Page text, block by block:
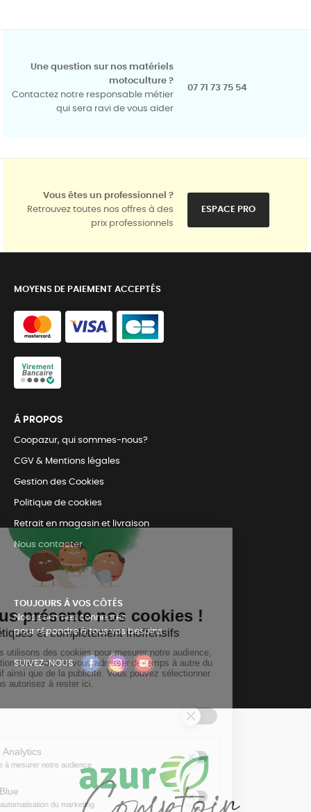
Une question sur nos matériels
motoculture ?
Contactez notre responsable métier
qui sera ravi de vous aider
07 71 73 75 54
Vous êtes un professionnel ?
Retrouvez toutes nos offres à des
prix professionnels
ESPACE PRO
MOYENS DE PAIEMENT ACCEPTÉS
Á PROPOS
Coopazur, qui sommes-nous?
CGV & Mentions légales
Gestion des Cookies
Politique de cookies
Retrait en magasin et livraison
Nous contacter
TOUJOURS Á VOS CÔTÉS
Nous sommes connectés
pour répondre à tous vos besoins
SUIVEZ-NOUS